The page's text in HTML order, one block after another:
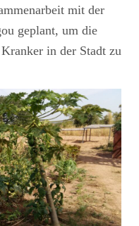
mit der
geplant, um die
in der Stadt zu